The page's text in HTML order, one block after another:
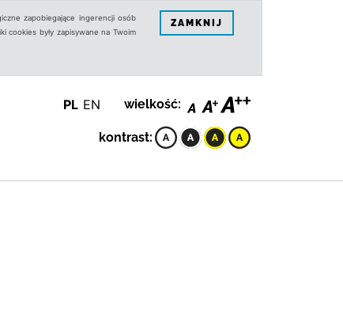
zapobiegające ingerencji osób
cookies były zapisywane na Twoim
ZAMKNIJ
PL EN wielkość:
kontrast: